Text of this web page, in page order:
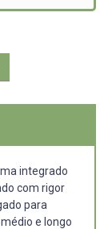
integrado
com rigor
para
e longo